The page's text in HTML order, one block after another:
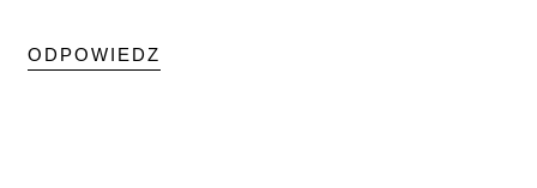
ODPOWIEDZ